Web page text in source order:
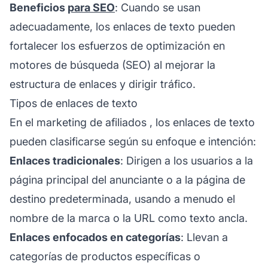
Beneficios para SEO: Cuando se usan
adecuadamente, los enlaces de texto pueden
fortalecer los esfuerzos de optimización en
motores de búsqueda (SEO) al mejorar la
estructura de enlaces y dirigir tráfico.
Tipos de enlaces de texto
En el marketing de afiliados , los enlaces de texto
pueden clasificarse según su enfoque e intención:
Enlaces tradicionales: Dirigen a los usuarios a la
página principal del anunciante o a la página de
destino predeterminada, usando a menudo el
nombre de la marca o la URL como texto ancla.
Enlaces enfocados en categorías: Llevan a
categorías de productos específicas o